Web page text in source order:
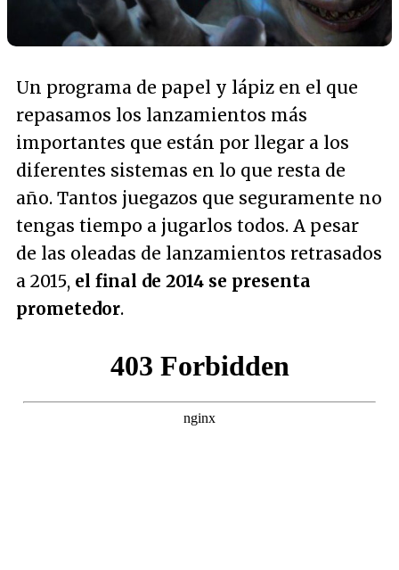
Un programa de papel y lápiz en el que
repasamos los lanzamientos más
importantes que están por llegar a los
diferentes sistemas en lo que resta de
año. Tantos juegazos que seguramente no
tengas tiempo a jugarlos todos. A pesar
de las oleadas de lanzamientos retrasados
a 2015, el final de 2014 se presenta
prometedor.